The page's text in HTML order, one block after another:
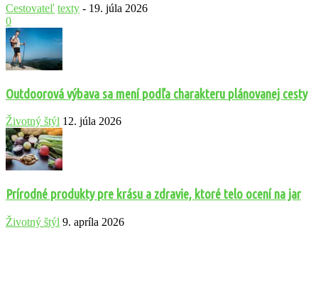
Cestovateľ texty - 19. júla 2026
0
Outdoorová výbava sa mení podľa charakteru plánovanej cesty
Životný štýl 12. júla 2026
Prírodné produkty pre krásu a zdravie, ktoré telo ocení na jar
Životný štýl 9. apríla 2026